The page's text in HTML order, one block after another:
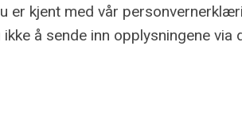
er kjent med vår
å sende inn opplysningene